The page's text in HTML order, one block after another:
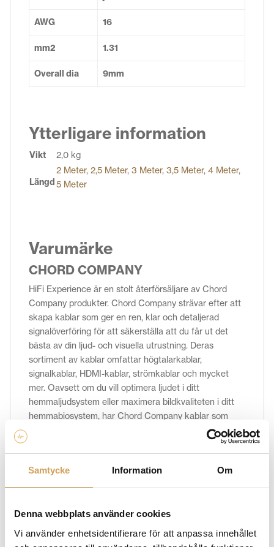
Samtycke Information Om
Denna webbplats använder cookies
Vi använder enhetsidentifierare för att anpassa innehållet
AWG 16
mm2 1.31
Overall dia 9mm
Ytterligare information
Vikt 2,0 kg
Längd
2 Meter, 2,5 Meter, 3 Meter, 3,5 Meter, 4 Meter,
5 Meter
Varumärke
CHORD COMPANY
HiFi Experience är en stolt återförsäljare av Chord
Company produkter. Chord Company strävar efter att
skapa kablar som ger en ren, klar och detaljerad
signalöverföring för att säkerställa att du får ut det
bästa av din ljud- och visuella utrustning. Deras
sortiment av kablar omfattar högtalarkablar,
signalkablar, HDMI-kablar, strömkablar och mycket
mer. Oavsett om du vill optimera ljudet i ditt
hemmaljudsystem eller maximera bildkvaliteten i ditt
hemmabiosystem, har Chord Company kablar som
möter dina behov och levererar en förbättrad ljud- och
Relaterade produkter